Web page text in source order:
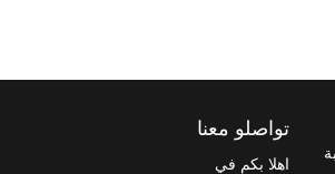
تواصلو معنا
اهلا بكم في